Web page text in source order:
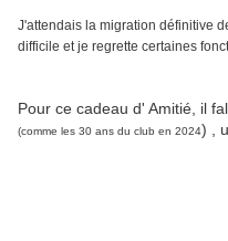
J'attendais la migration définitive
difficile et je regrette certaines
Pour ce cadeau d' Amitié, il
(comme les 30 ans du club en 2024) ,